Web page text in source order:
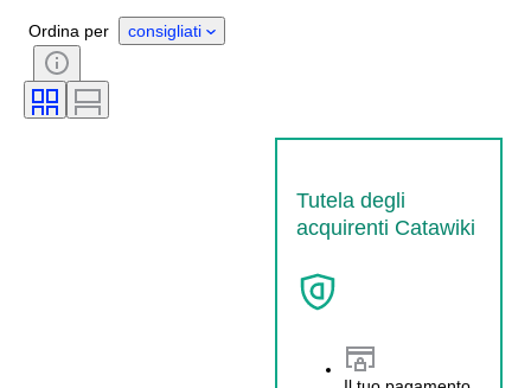
Sovrano/epoca
Ordina per consigliati
Tutela degli
acquirenti Catawiki